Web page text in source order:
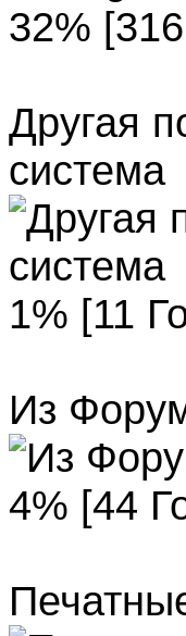
32%
Другая
система
1% [11
Из
4% [44